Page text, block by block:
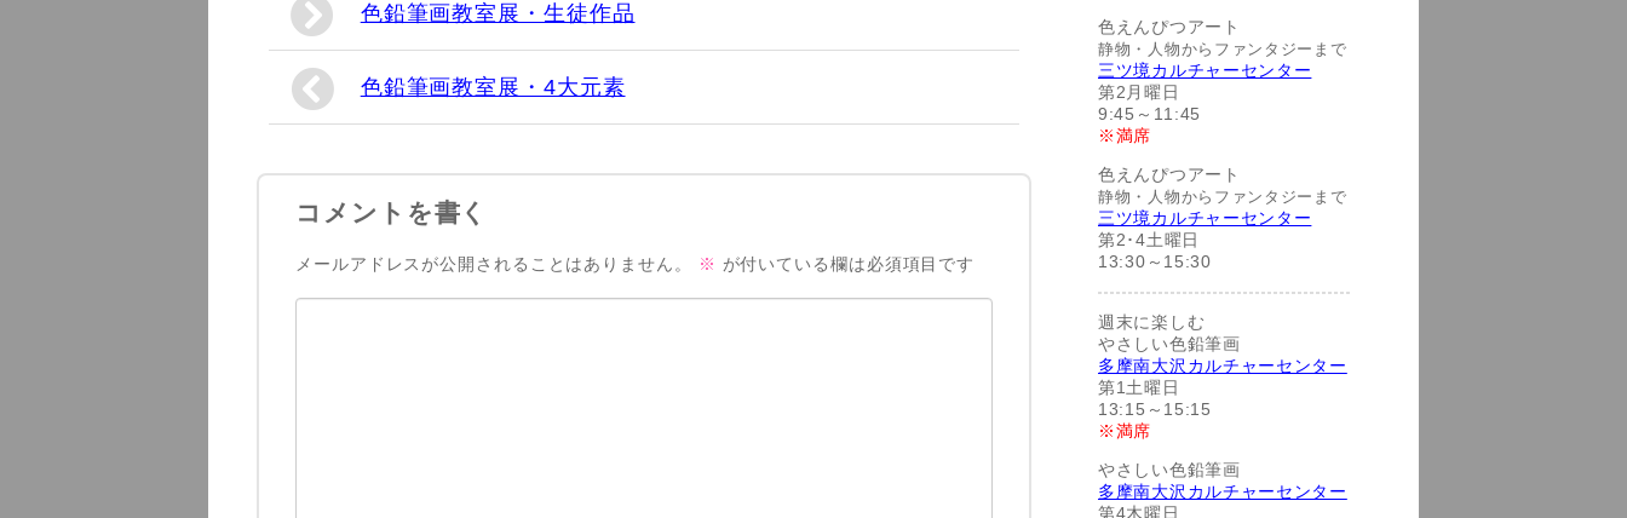
色鉛筆画教室展・生徒作品
色鉛筆画教室展・4大元素
コメントを書く
メールアドレスが公開されることはありません。 ※ が付いている欄は必須項目です
色えんぴつアート
静物・人物からファンタジーまで
三ツ境カルチャーセンター
第2月曜日
9:45～11:45
※満席
色えんぴつアート
静物・人物からファンタジーまで
三ツ境カルチャーセンター
第2･4土曜日
13:30～15:30
週末に楽しむ
やさしい色鉛筆画
多摩南大沢カルチャーセンター
第1土曜日
13:15～15:15
※満席
やさしい色鉛筆画
多摩南大沢カルチャーセンター
第4木曜日